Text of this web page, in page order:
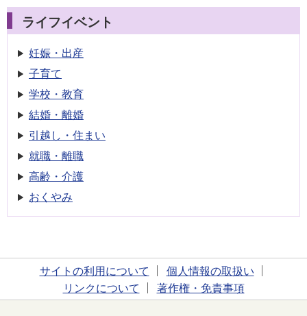
ライフイベント
妊娠・出産
子育て
学校・教育
結婚・離婚
引越し・住まい
就職・離職
高齢・介護
おくやみ
サイトの利用について
個人情報の取扱い
リンクについて
著作権・免責事項